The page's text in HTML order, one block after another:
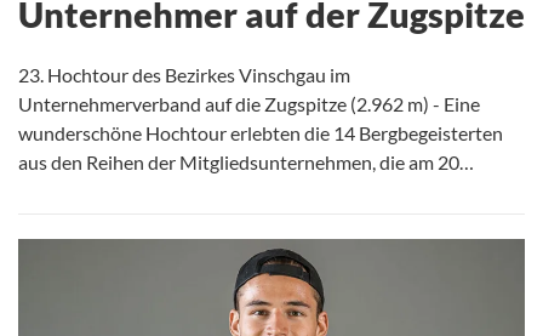
Unternehmer auf der Zugspitze
23. Hochtour des Bezirkes Vinschgau im
Unternehmerverband auf die Zugspitze (2.962 m) - Eine
wunderschöne Hochtour erlebten die 14 Bergbegeisterten
aus den Reihen der Mitgliedsunternehmen, die am 20…